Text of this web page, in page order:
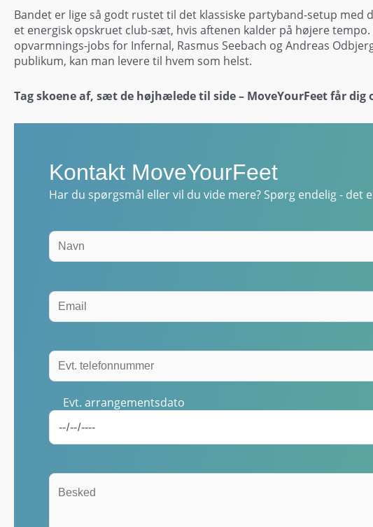
Bandet er lige så godt rustet til det klassiske partyband-setup med
et energisk opskruet club-sæt, hvis aftenen kalder på højere
opvarmnings-jobs for Infernal, Rasmus Seebach og Andreas
publikum, kan man levere til hvem som helst.
Tag skoene af, sæt de højhælede til side – MoveYourFeet får dig
Kontakt MoveYourFeet
Har du spørgsmål eller vil du vide mere? Spørg endelig - det
Evt. arrangementsdato